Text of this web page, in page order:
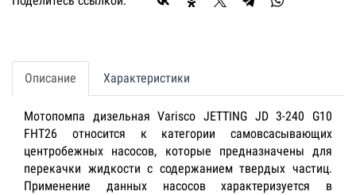
Описание Характеристики
Мотопомпа дизельная Varisco JETTING JD 3-240 G10
FHT26 относится к категории самовсасывающих
центробежных насосов, которые предназначены для
перекачки жидкости с содержанием твердых частиц.
Применение данных насосов характеризуется в